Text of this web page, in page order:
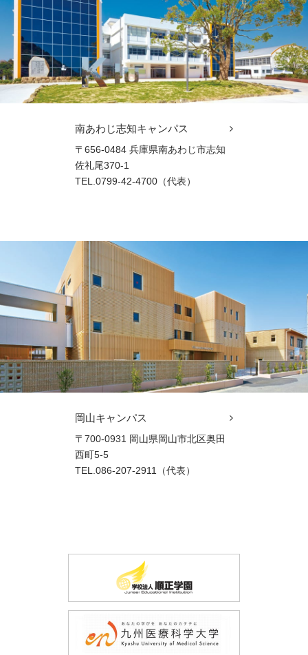
南あわじ志知キャンパス
〒656-0484 兵庫県南あわじ市志知
佐礼尾370-1
TEL.0799-42-4700（代表）
岡山キャンパス
〒700-0931 岡山県岡山市北区奥田
西町5-5
TEL.086-207-2911（代表）